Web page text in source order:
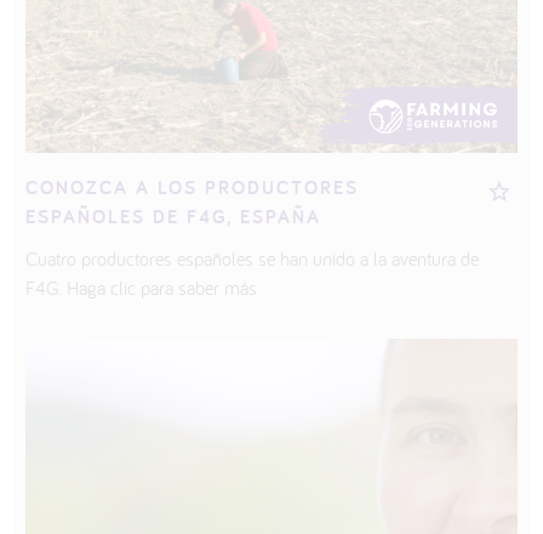
CONOZCA A LOS PRODUCTORES
ESPAÑOLES DE F4G, ESPAÑA
Cuatro productores españoles se han unido a la aventura de
F4G. Haga clic para saber más